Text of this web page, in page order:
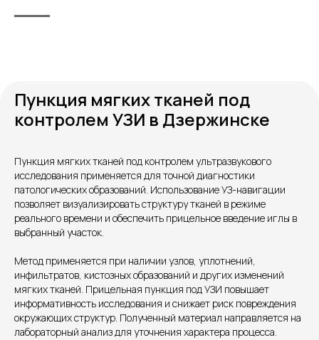
Пункция мягких тканей под
контролем УЗИ в Дзержинске
Пункция мягких тканей под контролем ультразвукового
исследования применяется для точной диагностики
патологических образований. Использование УЗ-навигации
позволяет визуализировать структуру тканей в режиме
реального времени и обеспечить прицельное введение иглы в
выбранный участок.
Метод применяется при наличии узлов, уплотнений,
инфильтратов, кистозных образований и других изменений
мягких тканей. Прицельная пункция под УЗИ повышает
информативность исследования и снижает риск повреждения
окружающих структур. Полученный материал направляется на
лабораторный анализ для уточнения характера процесса.
+7 8313 248 248
Единый номер